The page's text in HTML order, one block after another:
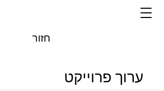
חזור
ערוך פרוייקט